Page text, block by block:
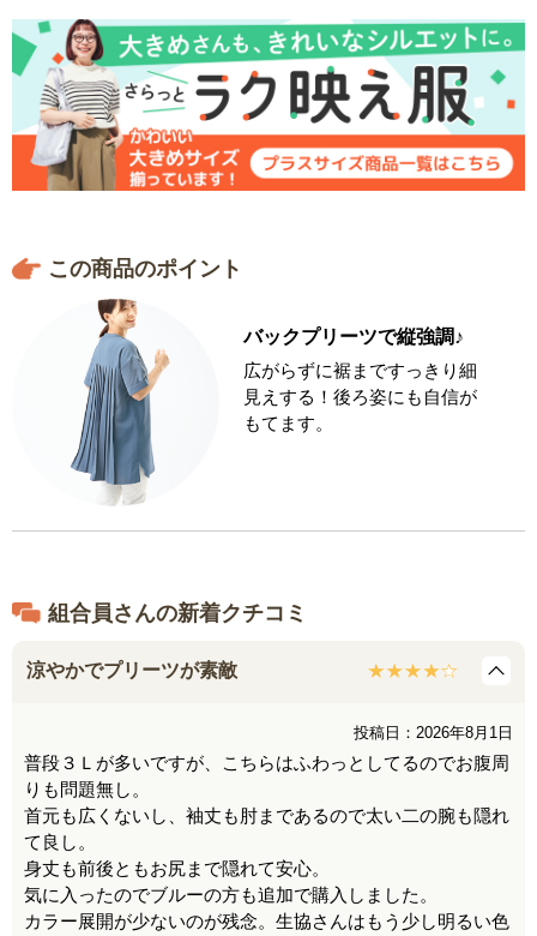
この商品のポイント
バックプリーツで縦強調♪
広がらずに裾まですっきり細
見えする！後ろ姿にも自信が
もてます。
組合員さんの新着クチコミ
涼やかでプリーツが素敵
投稿日：2026年8月1日
普段３Ｌが多いですが、こちらはふわっとしてるのでお腹周
りも問題無し。
首元も広くないし、袖丈も肘まであるので太い二の腕も隠れ
て良し。
身丈も前後ともお尻まで隠れて安心。
気に入ったのでブルーの方も追加で購入しました。
カラー展開が少ないのが残念。生協さんはもう少し明るい色